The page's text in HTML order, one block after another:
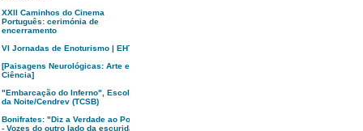
XXII Caminhos do Cinema
Português: cerimónia de
encerramento
VI Jornadas de Enoturismo | EHTC
[Paisagens Neurológicas: Arte e
Ciência]
"Embarcação do Inferno", Escola
da Noite/Cendrev (TCSB)
Bonifrates: "Diz a Verdade ao Poder
- Vozes do outro lado da escuridão"